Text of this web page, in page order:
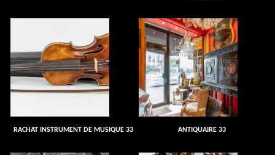
RACHAT INSTRUMENT DE MUSIQUE 33 ANTIQUAIRE 33